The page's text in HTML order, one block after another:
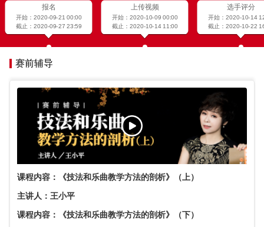
报名
开始：2020-09-21 00:00
截止：2020-09-27 23:59
上传视频
开始：2020-10-09 00:00
截止：2020-10-14 11:00
选手评分
开始：2020-10-14
截止：2020-10-22
赛前辅导
课程内容：《技法和乐曲教学方法的剖析》（上）
主讲人：王小平
课程内容：《技法和乐曲教学方法的剖析》（下）